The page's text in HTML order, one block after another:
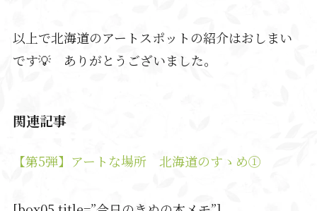
以上で北海道のアートスポットの紹介はおしまい
です💡 ありがとうございました。
関連記事
【第5弾】アートな場所 北海道のすゝめ①